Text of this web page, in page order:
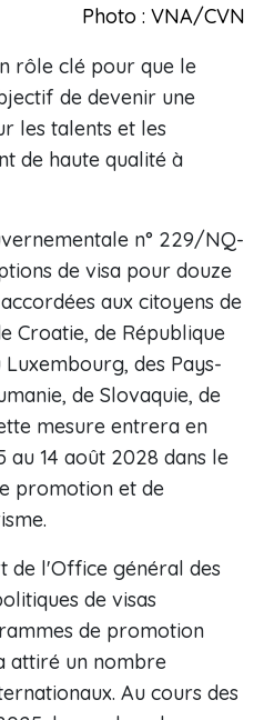
Photo : VNA/CVN
rôle clé pour que le
de devenir une
les talents et les
de haute qualité à
n° 229/NQ-
de visa pour douze
aux citoyens de
Croatie, de République
des Pays-
de Slovaquie, de
mesure entrera en
au 14 août 2028 dans le
promotion et de
de l'Office général des
de visas
de promotion
attiré un nombre
Au cours des